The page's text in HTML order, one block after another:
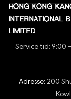
Service tid: 9:00
Adresse: 200